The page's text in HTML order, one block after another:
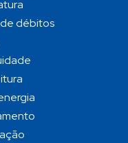
débitos